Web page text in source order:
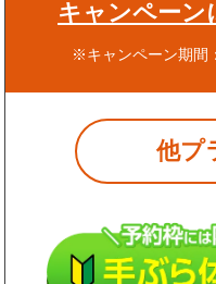
キャンペーン
※キャンペーン期
他プ